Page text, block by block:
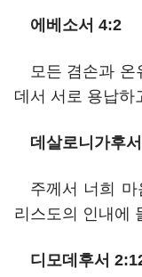
에베소서 4:2
모든 겸손과
데서 서로 용납하
데살로니가후
주께서 너희
리스도의 인내에
디모데후서